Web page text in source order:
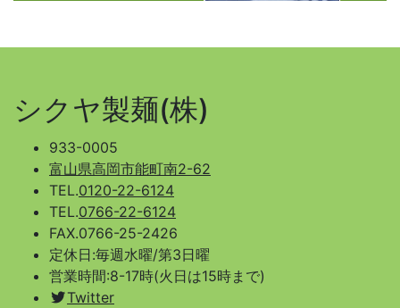
シクヤ製麺(株)
933-0005
富山県高岡市能町南2-62
TEL.0120-22-6124
TEL.0766-22-6124
FAX.0766-25-2426
定休日:毎週水曜/第3日曜
営業時間:8-17時(火日は15時まで)
Twitter